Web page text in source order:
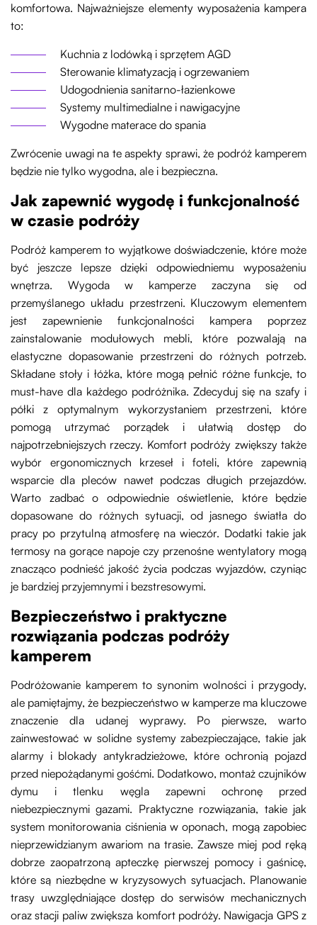
komfortowa. Najważniejsze elementy wyposażenia kampera
to:
Kuchnia z lodówką i sprzętem AGD
Sterowanie klimatyzacją i ogrzewaniem
Udogodnienia sanitarno-łazienkowe
Systemy multimedialne i nawigacyjne
Wygodne materace do spania
Zwrócenie uwagi na te aspekty sprawi, że podróż kamperem
będzie nie tylko wygodna, ale i bezpieczna.
Jak zapewnić wygodę i funkcjonalność
w czasie podróży
Podróż kamperem to wyjątkowe doświadczenie, które może
być jeszcze lepsze dzięki odpowiedniemu wyposażeniu
wnętrza. Wygoda w kamperze zaczyna się od
przemyślanego układu przestrzeni. Kluczowym elementem
jest zapewnienie funkcjonalności kampera poprzez
zainstalowanie modułowych mebli, które pozwalają na
elastyczne dopasowanie przestrzeni do różnych potrzeb.
Składane stoły i łóżka, które mogą pełnić różne funkcje, to
must-have dla każdego podróżnika. Zdecyduj się na szafy i
półki z optymalnym wykorzystaniem przestrzeni, które
pomogą utrzymać porządek i ułatwią dostęp do
najpotrzebniejszych rzeczy. Komfort podróży zwiększy także
wybór ergonomicznych krzeseł i foteli, które zapewnią
wsparcie dla pleców nawet podczas długich przejazdów.
Warto zadbać o odpowiednie oświetlenie, które będzie
dopasowane do różnych sytuacji, od jasnego światła do
pracy po przytulną atmosferę na wieczór. Dodatki takie jak
termosy na gorące napoje czy przenośne wentylatory mogą
znacząco podnieść jakość życia podczas wyjazdów, czyniąc
je bardziej przyjemnymi i bezstresowymi.
Bezpieczeństwo i praktyczne
rozwiązania podczas podróży
kamperem
Podróżowanie kamperem to synonim wolności i przygody,
ale pamiętajmy, że bezpieczeństwo w kamperze ma kluczowe
znaczenie dla udanej wyprawy. Po pierwsze, warto
zainwestować w solidne systemy zabezpieczające, takie jak
alarmy i blokady antykradzieżowe, które ochronią pojazd
przed niepożądanymi gośćmi. Dodatkowo, montaż czujników
dymu i tlenku węgla zapewni ochronę przed
niebezpiecznymi gazami. Praktyczne rozwiązania, takie jak
system monitorowania ciśnienia w oponach, mogą zapobiec
nieprzewidzianym awariom na trasie. Zawsze miej pod ręką
dobrze zaopatrzoną apteczkę pierwszej pomocy i gaśnicę,
które są niezbędne w kryzysowych sytuacjach. Planowanie
trasy uwzględniające dostęp do serwisów mechanicznych
oraz stacji paliw zwiększa komfort podróży. Nawigacja GPS z